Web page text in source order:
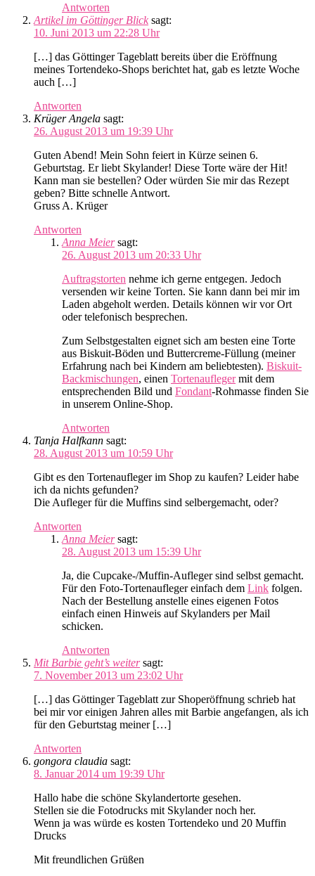
Antworten
Artikel im Göttinger Blick sagt:
10. Juni 2013 um 22:28 Uhr
[…] das Göttinger Tageblatt bereits über die Eröffnung
meines Tortendeko-Shops berichtet hat, gab es letzte Woche
auch […]
Antworten
Krüger Angela sagt:
26. August 2013 um 19:39 Uhr
Guten Abend! Mein Sohn feiert in Kürze seinen 6.
Geburtstag. Er liebt Skylander! Diese Torte wäre der Hit!
Kann man sie bestellen? Oder würden Sie mir das Rezept
geben? Bitte schnelle Antwort.
Gruss A. Krüger
Antworten
Anna Meier sagt:
26. August 2013 um 20:33 Uhr
Auftragstorten nehme ich gerne entgegen. Jedoch
versenden wir keine Torten. Sie kann dann bei mir im
Laden abgeholt werden. Details können wir vor Ort
oder telefonisch besprechen.
Zum Selbstgestalten eignet sich am besten eine Torte
aus Biskuit-Böden und Buttercreme-Füllung (meiner
Erfahrung nach bei Kindern am beliebtesten). Biskuit-
Backmischungen, einen Tortenauflegermit dem
entsprechenden Bild und Fondant-Rohmasse finden Sie
in unserem Online-Shop.
Antworten
Tanja Halfkann sagt:
28. August 2013 um 10:59 Uhr
Gibt es den Tortenaufleger im Shop zu kaufen? Leider habe
ich da nichts gefunden?
Die Aufleger für die Muffins sind selbergemacht, oder?
Antworten
Anna Meier sagt:
28. August 2013 um 15:39 Uhr
Ja, die Cupcake-/Muffin-Aufleger sind selbst gemacht.
Für den Foto-Tortenaufleger einfach dem Link folgen.
Nach der Bestellung anstelle eines eigenen Fotos
einfach einen Hinweis auf Skylanders per Mail
schicken.
Antworten
Mit Barbie geht’s weiter sagt:
7. November 2013 um 23:02 Uhr
[…] das Göttinger Tageblatt zur Shoperöffnung schrieb hat
bei mir vor einigen Jahren alles mit Barbie angefangen, als ich
für den Geburtstag meiner […]
Antworten
gongora claudia sagt:
8. Januar 2014 um 19:39 Uhr
Hallo habe die schöne Skylandertorte gesehen.
Stellen sie die Fotodrucks mit Skylander noch her.
Wenn ja was würde es kosten Tortendeko und 20 Muffin
Drucks
Mit freundlichen Grüßen